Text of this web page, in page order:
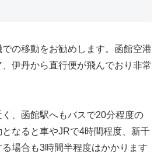
の移動をお勧めします。函館空港
伊丹から直行便が飛んでおり非常
、函館駅へもバスで20分程度の
なると車やJRで4時間程度、新千
場合も3時間半程度はかかります